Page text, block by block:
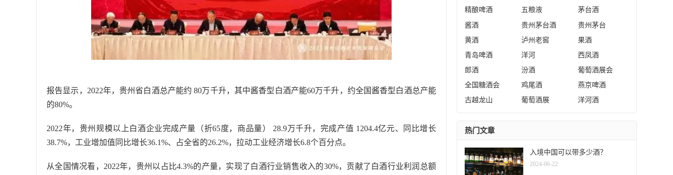
报告显示， 2022年，贵州省白酒总产能约 80万千升，其中酱香型白酒产能60万千升，约全国酱香型白酒总产能
的80%。
2022年，贵州规模以上白酒企业完成产量（折65度，商品量） 28.9万千升，完成产值 1204.4亿元、同比增长
38.7%，工业增加值同比增长36.1%、占全省的26.2%，拉动工业经济增长6.8个百分点。
从全国情况看，2022年，贵州以占比4.3%的产量，实现了白酒行业销售收入的30%，贡献了白酒行业利润总额
精酿啤酒 五粮液 茅台酒
酱酒 贵州茅台酒 贵州茅台
黄酒 泸州老窖 果酒
青岛啤酒 洋河 西凤酒
郎酒 汾酒 葡萄酒展会
全国糖酒会 鸡尾酒 燕京啤酒
古越龙山 葡萄酒展 洋河酒
热门文章
入境中国可以带多少酒？
2024-06-22